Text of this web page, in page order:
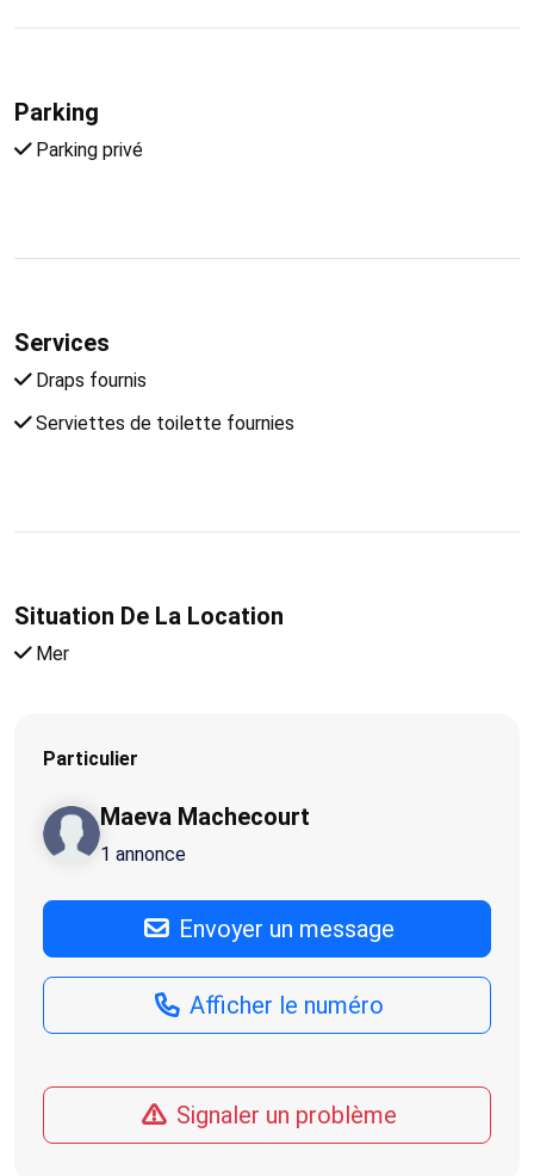
Parking
Parking privé
Services
Draps fournis
Serviettes de toilette fournies
Situation De La Location
Mer
Particulier
Maeva Machecourt
1 annonce
Envoyer un message
Afficher le numéro
Signaler un problème